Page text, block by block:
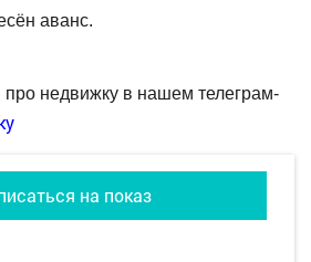
аванс.
про недвижку в нашем телеграм-
на показ